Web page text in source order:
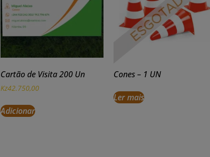
Cartão de Visita 200 Un
Kz42.750,00
Adicionar
Cones – 1 UN
Ler mais